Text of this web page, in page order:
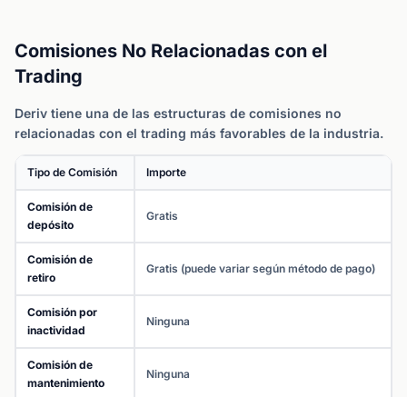
Comisiones No Relacionadas con el
Trading
Deriv tiene una de las estructuras de comisiones no
relacionadas con el trading más favorables de la industria.
Tipo de Comisión Importe
Comisión de
depósito
Gratis
Comisión de
retiro
Gratis (puede variar según método de pago)
Comisión por
inactividad
Ninguna
Comisión de
mantenimiento
Ninguna